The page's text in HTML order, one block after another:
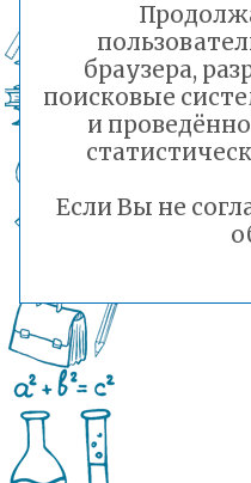
браузера,
поисковые
и
Если Вы не